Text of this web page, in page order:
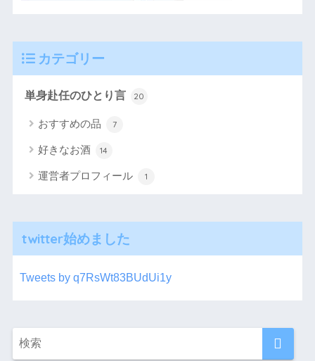
カテゴリー
単身赴任のひとり言 20
おすすめの品 7
好きなお酒 14
運営者プロフィール 1
twitter始めました
Tweets by q7RsWt83BUdUi1y